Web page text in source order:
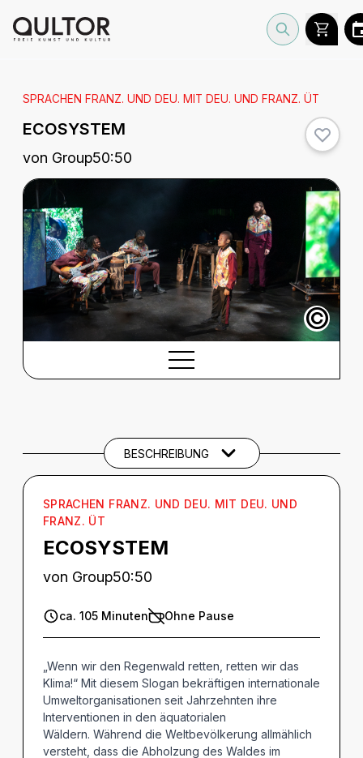
SPRACHEN FRANZ. UND DEU. MIT DEU. UND FRANZ. ÜT
ECOSYSTEM
von Group50:50
©
BARRIEREINFORMATIONEN
BESCHREIBUNG
SPRACHEN FRANZ. UND DEU. MIT DEU. UND
FRANZ. ÜT
ECOSYSTEM
von Group50:50
ca. 105 Minuten Ohne Pause
„Wenn wir den Regenwald retten, retten wir das
Klima!“ Mit diesem Slogan bekräftigen internationale
Umweltorganisationen seit Jahrzehnten ihre
Interventionen in den äquatorialen
Wäldern. Während die Weltbevölkerung allmählich
versteht, dass die Abholzung des Waldes im